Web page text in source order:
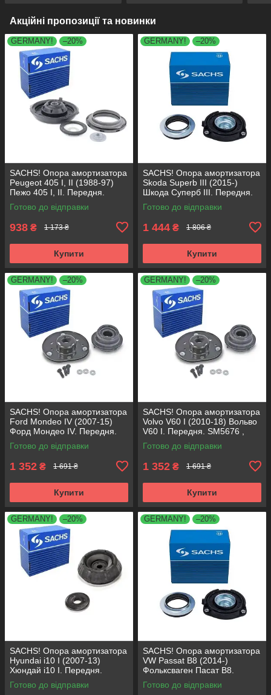
Акційні пропозиції та новинки
GERMANY! –20%
SACHS! Опора амортизатора
Peugeot 405 I, II (1988-97)
Пежо 405 I, II. Передня.
SM1553 , 803023 , KB659.36 ,
VKDA35336
Готово до відправки
938 ₴ 1 173 ₴
Купити
GERMANY! –20%
SACHS! Опора амортизатора
Skoda Superb III (2015-)
Шкода Суперб III. Передня.
803024 , KB657.27 ,
VKDA35167
Готово до відправки
1 444 ₴ 1 806 ₴
Купити
GERMANY! –20%
SACHS! Опора амортизатора
Ford Mondeo IV (2007-15)
Форд Мондео IV. Передня.
SM5676 , 803053 , KB652.30
Готово до відправки
1 352 ₴ 1 691 ₴
Купити
GERMANY! –20%
SACHS! Опора амортизатора
Volvo V60 I (2010-18) Вольво
V60 I. Передня. SM5676 ,
803053 , KB652.30
Готово до відправки
1 352 ₴ 1 691 ₴
Купити
GERMANY! –20%
SACHS! Опора амортизатора
Hyundai i10 I (2007-13)
Хюндай i10 I. Передня.
SM5818 , 801063 , KB689.27 ,
VKDA88511
Готово до відправки
GERMANY! –20%
SACHS! Опора амортизатора
VW Passat B8 (2014-)
Фольксваген Пасат B8.
Передня. 803024 , KB657.27 ,
VKDA35167
Готово до відправки